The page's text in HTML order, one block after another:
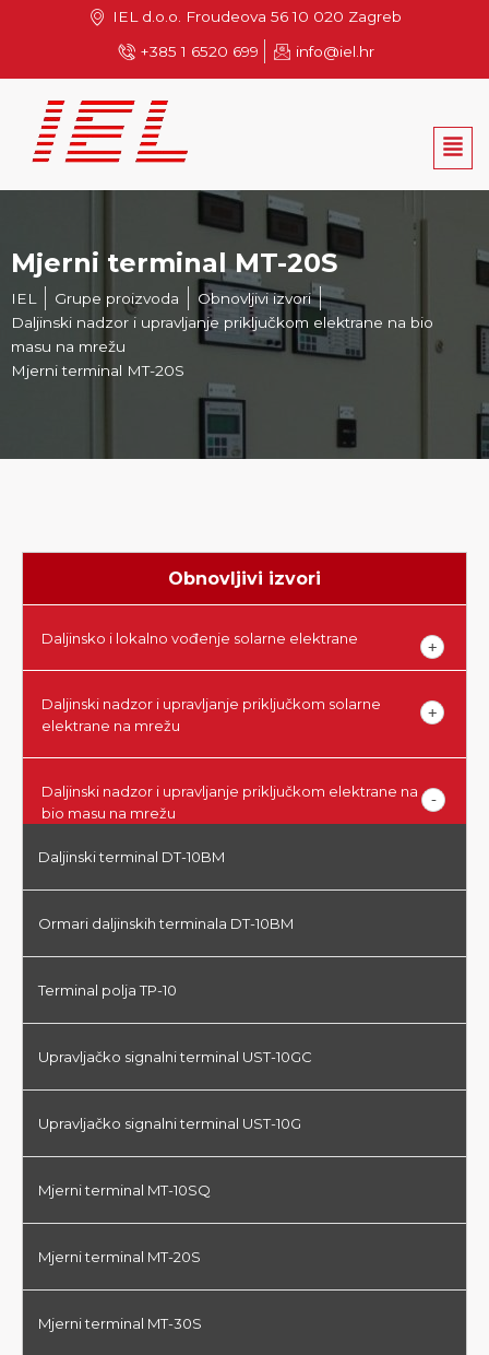
IEL d.o.o. Froudeova 56 10 020 Zagreb
+385 1 6520 699
info@iel.hr
Mjerni terminal MT-20S
IEL Grupe proizvoda
Obnovljivi izvori
Daljinski nadzor i upravljanje priključkom elektrane na bio
masu na mrežu
Mjerni terminal MT-20S
Obnovljivi izvori
Daljinsko i lokalno vođenje solarne elektrane
Daljinski nadzor i upravljanje priključkom solarne
elektrane na mrežu
Daljinski nadzor i upravljanje priključkom elektrane na
bio masu na mrežu
Daljinski terminal DT-10BM
Ormari daljinskih terminala DT-10BM
Terminal polja TP-10
Upravljačko signalni terminal UST-10GC
Upravljačko signalni terminal UST-10G
Mjerni terminal MT-10SQ
Mjerni terminal MT-20S
Mjerni terminal MT-30S